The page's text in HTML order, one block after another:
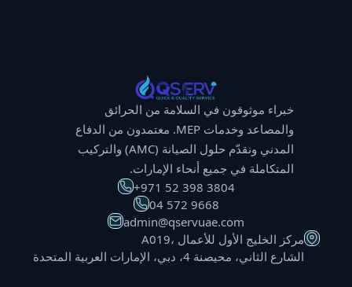
خبراء موثوقون في السلامة من الحرائق
والمصاعد وخدمات MEP. معتمدون من الدفاع
المدني ونقدّم حلول الصيانة (AMC) والتركيب
المتكاملة في جميع أنحاء الإمارات.
⁦+971 52 398 3804⁩
⁦04 572 9668⁩
admin@qservuae.com
A019، مركز الخليج الأول للأعمال
الشارع الثاني، محيصنة 4، دبي، الإمارات العربية المتحدة